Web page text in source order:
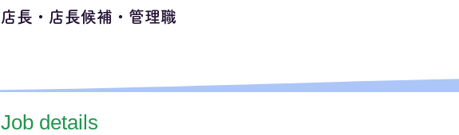
店長・店長候補・管理職
​Job details